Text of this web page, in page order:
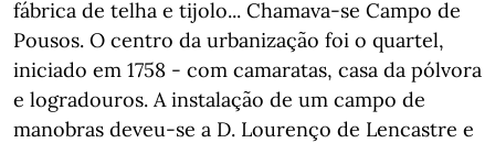
fábrica de telha e tijolo... Chamava-se Campo de
Pousos. O centro da urbanização foi o quartel,
iniciado em 1758 - com camaratas, casa da pólvora
e logradouros. A instalação de um campo de
manobras deveu-se a D. Lourenço de Lencastre e